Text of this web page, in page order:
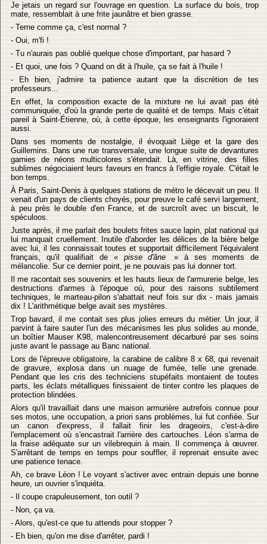
Je jetais un regard sur l'ouvrage en question. La surface du bois, trop
mate, ressemblait à une frite jaunâtre et bien grasse.
- Terne comme ça, c'est normal ?
- Oui, m'fi !
- Tu n'aurais pas oublié quelque chose d'important, par hasard ?
- Et quoi, une fois ? Quand on dit à l'huile, ça se fait à l'huile !
- Eh bien, j'admire ta patience autant que la discrétion de tes
professeurs...
En effet, la composition exacte de la mixture ne lui avait pas été
communiquée, d'où la grande perte de qualité et de temps. Mais c'était
pareil à Saint-Étienne, où, à cette époque, les enseignants l'ignoraient
aussi.
Dans ses moments de nostalgie, il évoquait Liège et la gare des
Guillemins. Dans une rue transversale, une longue suite de devantures
garnies de néons multicolores s'étendait. Là, en vitrine, des filles
sublimes négociaient leurs faveurs en francs à l'effigie royale. C'était le
bon temps.
À Paris, Saint-Denis à quelques stations de métro le décevait un peu. Il
venait d'un pays de clients choyés, pour preuve le café servi largement,
à peu près le double d'en France, et de surcroît avec un biscuit, le
spéculoos.
Juste après, il me parlait des boulets frites sauce lapin, plat national qui
lui manquait cruellement. Inutile d'aborder les délices de la bière belge
avec lui, il les connaissait toutes et supportait difficilement l'équivalent
français, qu'il qualifiait de « pisse d'âne
» à ses moments de
mélancolie. Sur ce dernier point, je ne pouvais pas lui donner tort.
Il me racontait ses souvenirs et les hauts lieux de l'armurerie belge, les
destructions d'armes à l'époque où, pour des raisons subtilement
techniques, le marteau-pilon s'abattait neuf fois sur dix - mais jamais
dix ! L'arithmétique belge avait ses mystères.
Trop bavard, il me contait ses plus jolies erreurs du métier. Un jour, il
parvint à faire sauter l'un des mécanismes les plus solides au monde,
un boîtier Mauser K98, malencontreusement décarburé par ses soins
juste avant le passage au Banc national.
Lors de l'épreuve obligatoire, la carabine de calibre 8 x 68, qui revenait
de gravure, explosa dans un nuage de fumée, telle une grenade.
Pendant que les cris des techniciens stupéfaits montaient de toutes
parts, les éclats métalliques finissaient de tinter contre les plaques de
protection blindées.
Alors qu'il travaillait dans une maison armurière autrefois connue pour
ses motos, une occupation, a priori sans problèmes, lui fut confiée. Sur
un canon d'express, il fallait finir les drageoirs, c'est-à-dire
l'emplacement où s'encastrait l'arrière des cartouches. Léon s'arma de
la fraise adéquate sur un vilebrequin à main. Il commença à œuvrer.
S'arrêtant de temps en temps pour souffler, il reprenait ensuite avec
une patience tenace.
Ah, ce brave Léon ! Le voyant s'activer avec entrain depuis une bonne
heure, un ouvrier s'inquiéta.
- Il coupe crapuleusement, ton outil ?
- Non, ça va.
- Alors, qu'est-ce que tu attends pour stopper ?
- Eh bien, qu'on me dise d'arrêter, pardi !